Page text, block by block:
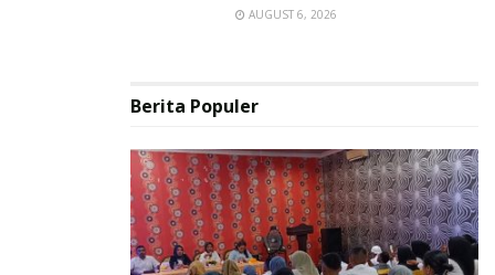
AUGUST 6, 2026
Berita Populer